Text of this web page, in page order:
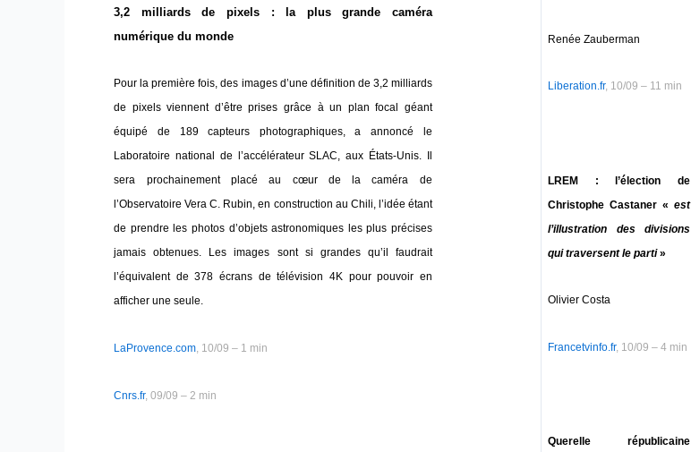
Renée Zauberman
Liberation.fr, 10/09 – 11 min
LREM : l’élection de
Christophe Castaner « est
l’illustration des divisions
qui traversent le parti»
Olivier Costa
Francetvinfo.fr, 10/09 – 4 min
Querelle républicaine
3,2 milliards de pixels : la plus grande caméra
numérique du monde
Pour la première fois, des images d’une définition de 3,2 milliards
de pixels viennent d’être prises grâce à un plan focal géant
équipé de 189 capteurs photographiques, a annoncé le
Laboratoire national de l’accélérateur SLAC, aux États-Unis. Il
sera prochainement placé au cœur de la caméra de
l’Observatoire Vera C. Rubin, en construction au Chili, l’idée étant
de prendre les photos d’objets astronomiques les plus précises
jamais obtenues. Les images sont si grandes qu’il faudrait
l’équivalent de 378 écrans de télévision 4K pour pouvoir en
afficher une seule.
LaProvence.com, 10/09 – 1 min
Cnrs.fr, 09/09 – 2 min